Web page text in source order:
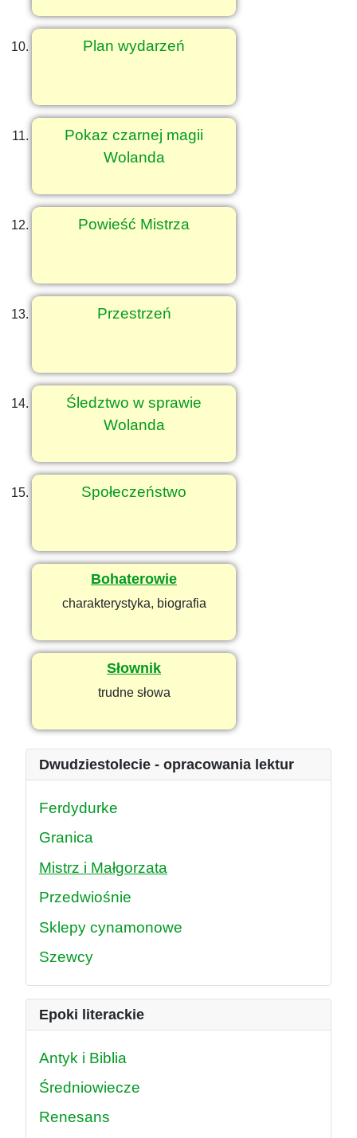
Plan wydarzeń
Pokaz czarnej magii
Wolanda
Powieść Mistrza
Przestrzeń
Śledztwo w sprawie
Wolanda
Społeczeństwo
Bohaterowie
charakterystyka, biografia
Słownik
trudne słowa
Dwudziestolecie - opracowania lektur
Ferdydurke
Granica
Mistrz i Małgorzata
Przedwiośnie
Sklepy cynamonowe
Szewcy
Epoki literackie
Antyk i Biblia
Średniowiecze
Renesans